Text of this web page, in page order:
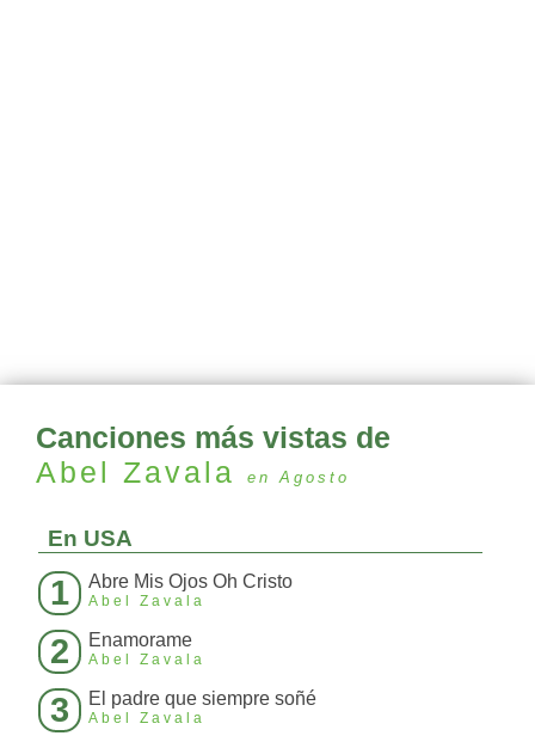
Canciones más vistas de
Abel Zavala
en Agosto
En USA
1 Abre Mis Ojos Oh Cristo
Abel Zavala
2 Enamorame
Abel Zavala
3 El padre que siempre soñé
Abel Zavala